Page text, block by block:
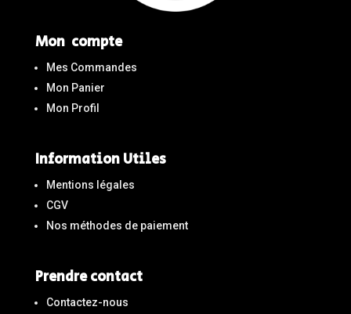
Mon compte
Mes Commandes
Mon Panier
Mon Profil
Information Utiles
Mentions légales
CGV
Nos méthodes de paiement
Prendre contact
Contactez-nous